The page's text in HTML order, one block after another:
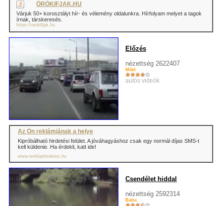
ÖRÖKIFJAK.HU
Várjuk 50+ korosztályt hír- és vélemény oldalunkra. Hírfolyam melyet a tagok
írnak, társkeresés.
https://orokifjak.hu
Előzés
nézettség 2622407
Máté
autós videók
Az Ön reklámjának a helye
Kipróbálható hirdetési felület. A jóváhagyáshoz csak egy normál díjas SMS-t
kell küldenie. Ha érdekli, katt ide!
www.weblaphirdetes.hu
Csendélet hiddal
nézettség 2592314
Baba